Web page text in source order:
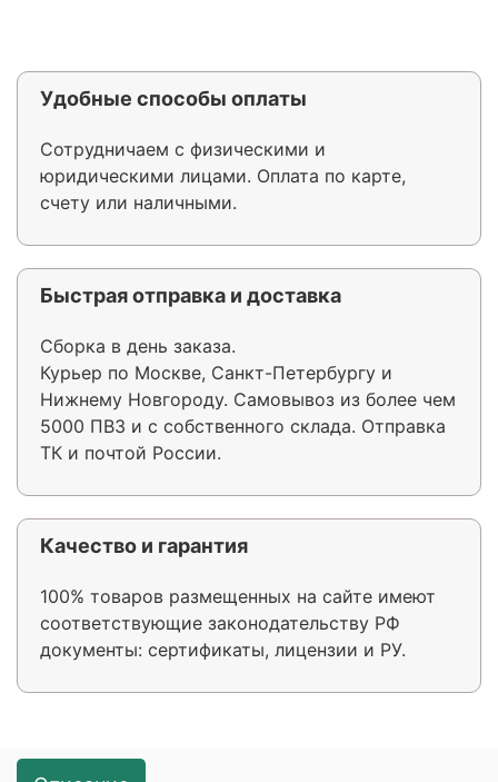
Удобные способы оплаты
Сотрудничаем с физическими и
юридическими лицами. Оплата по карте,
счету или наличными.
Быстрая отправка и доставка
Сборка в день заказа.
Курьер по Москве, Санкт-Петербургу и
Нижнему Новгороду. Самовывоз из более чем
5000 ПВЗ и с собственного склада. Отправка
ТК и почтой России.
Качество и гарантия
100% товаров размещенных на сайте имеют
соответствующие законодательству РФ
документы: сертификаты, лицензии и РУ.